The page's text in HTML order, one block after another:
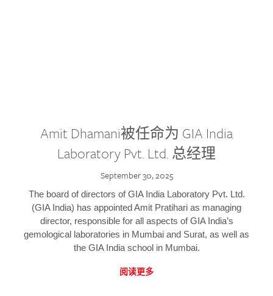
Amit Dhamani被任命为 GIA India
Laboratory Pvt. Ltd. 总经理
September 30, 2025
The board of directors of GIA India Laboratory Pvt. Ltd.
(GIA India) has appointed Amit Pratihari as managing
director, responsible for all aspects of GIA India’s
gemological laboratories in Mumbai and Surat, as well as
the GIA India school in Mumbai.
阅读更多